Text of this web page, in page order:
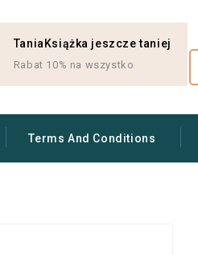
TaniaKsiążka jeszcze taniej
Rabat 10% na wszystko
Terms And Conditions